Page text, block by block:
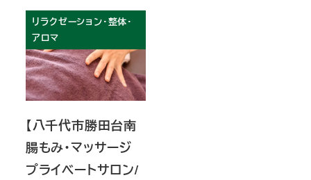
リラクゼーション・整体・
アロマ
【八千代市勝田台南
腸もみ・マッサージ
プライベートサロン/